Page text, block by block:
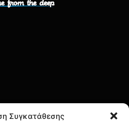
Συγκατάθεσης